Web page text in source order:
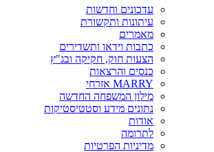
עדכונים וחדשות
עיתונות ותקשורת
מאמרים
כתבות וידאו ותשדירים
הצעות חוק, חקיקה ובג"ץ
כנסים והרצאות
MARRY אזרחי
מילון המשפחה החדשה
נתונים מידע וסטטיסטיקות
אודות
לתרומה
מדיניות הפרטיות